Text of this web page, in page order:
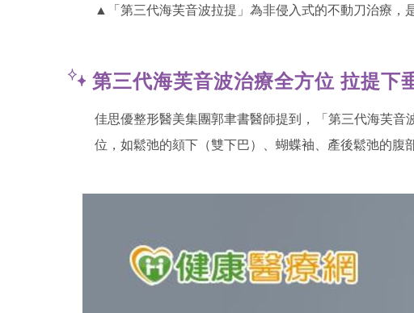
▲「第三代海芙音波拉提」為非侵入式的不動刀治療，
第三代海芙音波治療全方位 拉提下
佳思優整形醫美集團郭聿書醫師提到，「第三代海芙音
位，如鬆弛的頦下（雙下巴）、蝴蝶袖、產後鬆弛的腹